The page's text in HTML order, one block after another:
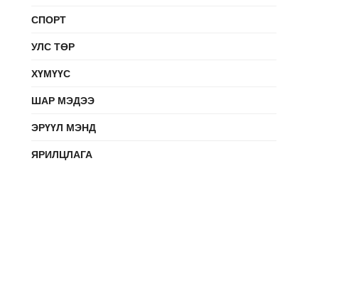
СПОРТ
УЛС ТӨР
ХҮМҮҮС
ШАР МЭДЭЭ
ЭРҮҮЛ МЭНД
ЯРИЛЦЛАГА